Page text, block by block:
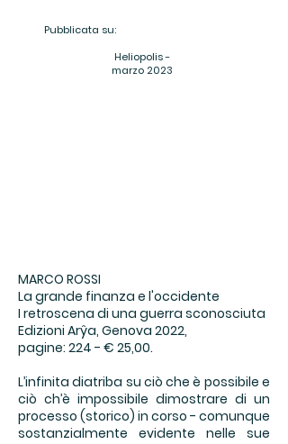
Pubblicata su:
Heliopolis -
marzo 2023
MARCO ROSSI
La grande finanza e l'occidente
I retroscena di una guerra sconosciuta
Edizioni Arŷa, Genova 2022,
pagine: 224 - € 25,00.
L’infinita diatriba su ciò che è possibile e
ciò ch’è impossibile dimostrare di un
processo (storico) in corso - comunque
sostanzialmente evidente nelle sue